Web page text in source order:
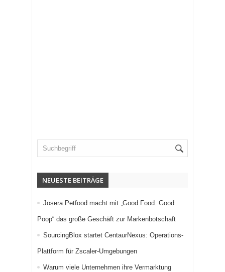
NEUESTE BEITRÄGE
Josera Petfood macht mit „Good Food. Good
Poop“ das große Geschäft zur Markenbotschaft
SourcingBlox startet CentaurNexus: Operations-
Plattform für Zscaler-Umgebungen
Warum viele Unternehmen ihre Vermarktung